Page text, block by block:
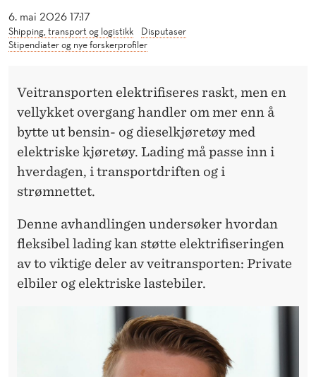
A
S
6. mai 2026 17:17
Shipping, transport og logistikk
Disputaser
Stipendiater og nye forskerprofiler
Veitransporten elektrifiseres raskt, men en
vellykket overgang handler om mer enn å
bytte ut bensin- og dieselkjøretøy med
elektriske kjøretøy. Lading må passe inn i
hverdagen, i transportdriften og i
strømnettet.
Denne avhandlingen undersøker hvordan
fleksibel lading kan støtte elektrifiseringen
av to viktige deler av veitransporten: Private
elbiler og elektriske lastebiler.